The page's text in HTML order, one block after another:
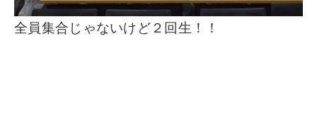
全員集合じゃないけど２回生！！